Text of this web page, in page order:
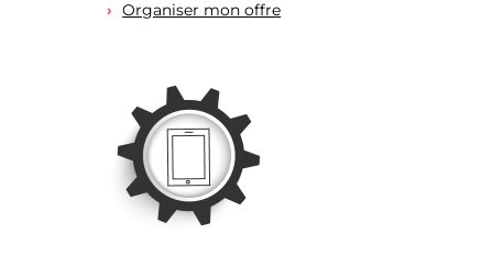
Organiser mon offre